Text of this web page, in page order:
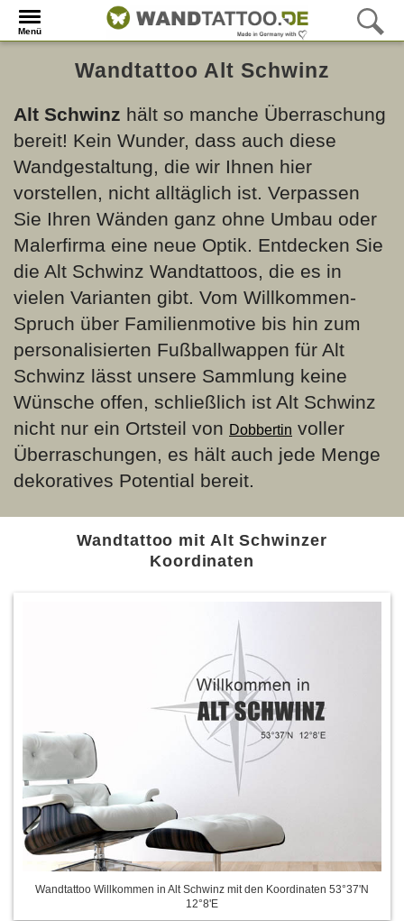
Menü
Wandtattoo Alt Schwinz
Alt Schwinz hält so manche Überraschung
bereit! Kein Wunder, dass auch diese
Wandgestaltung, die wir Ihnen hier
vorstellen, nicht alltäglich ist. Verpassen
Sie Ihren Wänden ganz ohne Umbau oder
Malerfirma eine neue Optik. Entdecken Sie
die Alt Schwinz Wandtattoos, die es in
vielen Varianten gibt. Vom Willkommen-
Spruch über Familienmotive bis hin zum
personalisierten Fußballwappen für Alt
Schwinz lässt unsere Sammlung keine
Wünsche offen, schließlich ist Alt Schwinz
nicht nur ein Ortsteil von Dobbertin voller
Überraschungen, es hält auch jede Menge
dekoratives Potential bereit.
Wandtattoo mit Alt Schwinzer
Koordinaten
Wandtattoo Willkommen in Alt Schwinz mit den Koordinaten 53°37'N
12°8'E